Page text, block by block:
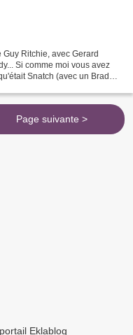
Ritchie, avec Gerard
Si comme moi vous avez
Snatch (avec un Brad
Page suivante >
Eklablog